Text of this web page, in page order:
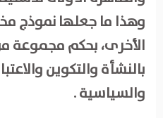
وهذا ما جعلها نموذج
الأخرى، بحكم مجموعة
بالنشأة والتكوين
والسياسية .